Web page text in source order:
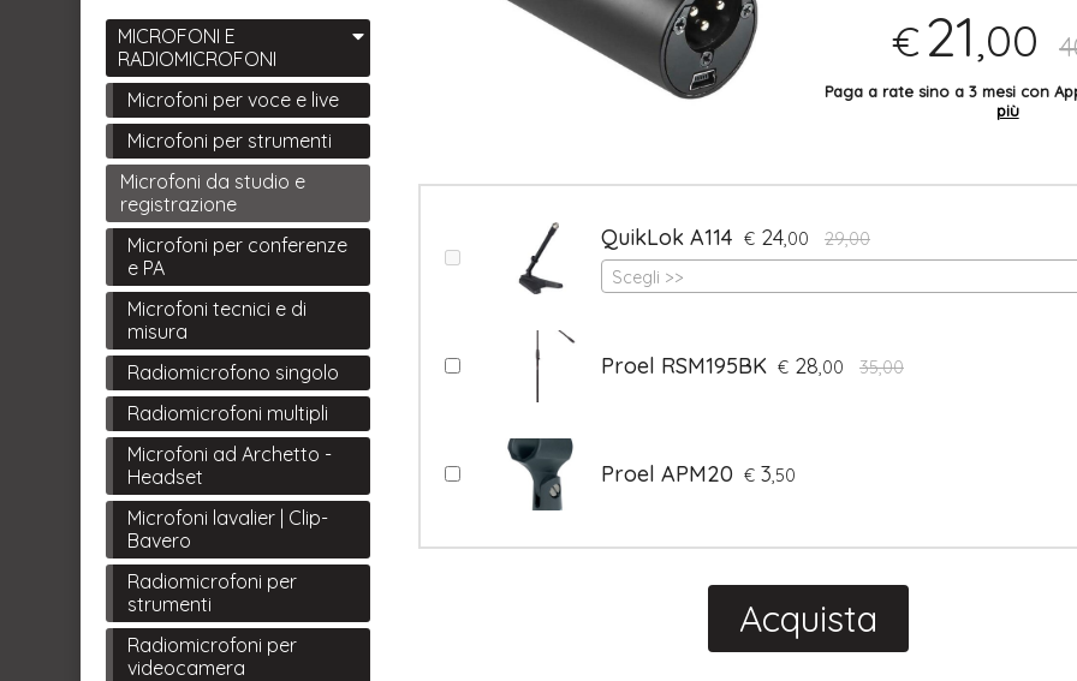
€21,00
Paga a rate sino a 3 mesi con
più
QuikLok A114 € 24,00
29,00
Scegli >>
Proel RSM195BK € 28,00 35,00
Proel APM20 € 3,50
Acquista
MICROFONI E
RADIOMICROFONI
Microfoni per voce e live
Microfoni per strumenti
Microfoni da studio e
registrazione
Microfoni per conferenze
e PA
Microfoni tecnici e di
misura
Radiomicrofono singolo
Radiomicrofoni multipli
Microfoni ad Archetto -
Headset
Microfoni lavalier | Clip-
Bavero
Radiomicrofoni per
strumenti
Radiomicrofoni per
videocamera